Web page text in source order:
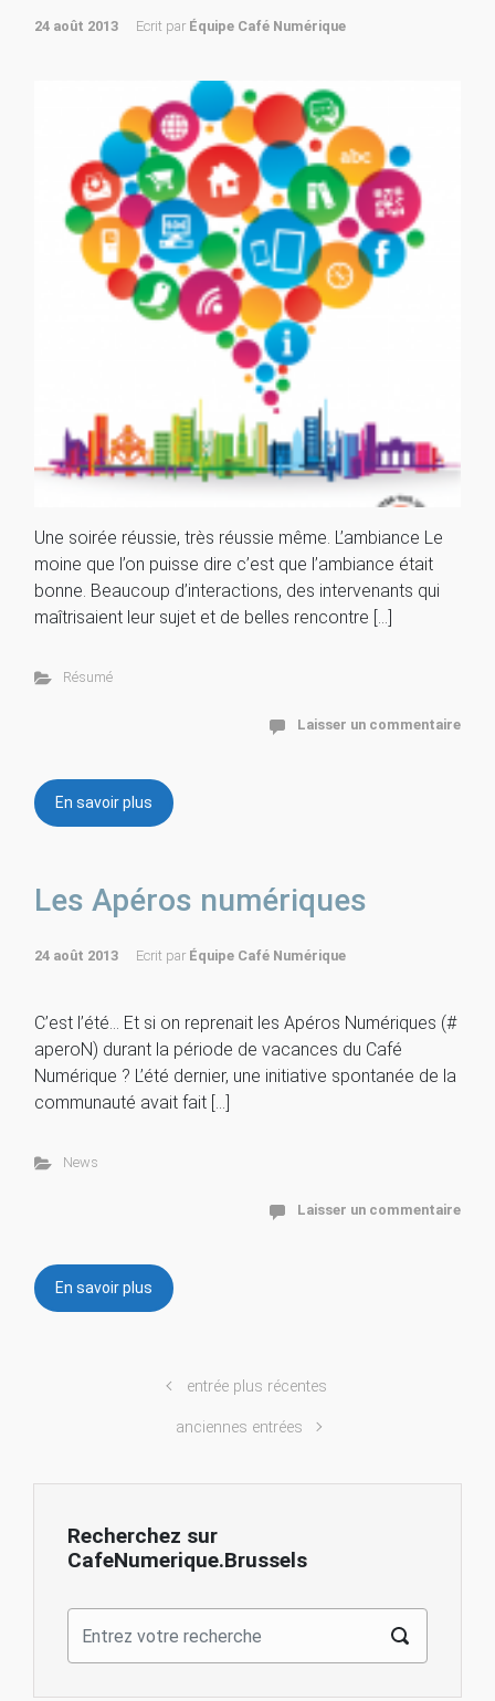
24 août 2013 Ecrit par Équipe Café Numérique
Une soirée réussie, très réussie même. L’ambiance Le
moine que l’on puisse dire c’est que l’ambiance était
bonne. Beaucoup d’interactions, des intervenants qui
maîtrisaient leur sujet et de belles rencontre […]
Résumé
Laisser un commentaire
En savoir plus
Les Apéros numériques
24 août 2013 Ecrit par Équipe Café Numérique
C’est l’été… Et si on reprenait les Apéros Numériques (#
aperoN) durant la période de vacances du Café
Numérique ? L’été dernier, une initiative spontanée de la
communauté avait fait […]
News
Laisser un commentaire
En savoir plus
entrée plus récentes
anciennes entrées
Recherchez sur
CafeNumerique.Brussels